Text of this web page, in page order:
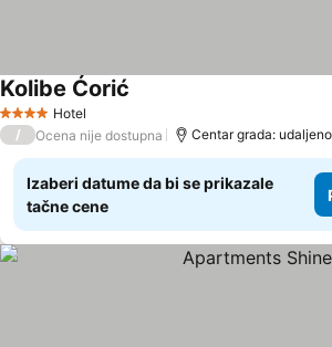
4 ZvezdiceHotel
Kolibe Ćorić
/ Ocena nije dostupna Centar grada:
Izaberi datume da bi se prikazale
tačne cene